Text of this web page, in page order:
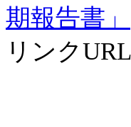
期報告書」
リンクURL